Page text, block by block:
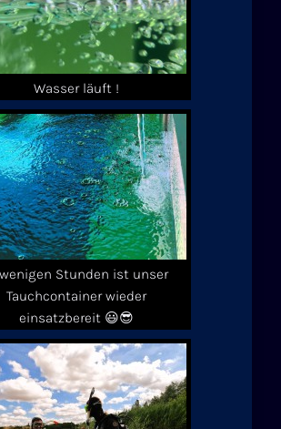
Wasser läuft !
Stunden ist unser
Tauchcontainer wieder
einsatzbereit 😃😎